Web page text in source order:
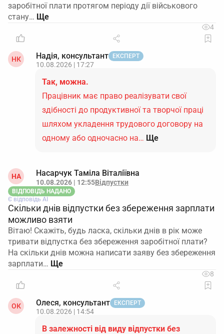
заробітної плати протягом періоду дії військового
стану…
4
НК Надія, консультант ЕКСПЕРТ
10.08.2026 | 17:27
Так, можна.
Працівник має право реалізувати свої
здібності до продуктивної та творчої праці
шляхом укладення трудового договору на
одному або одночасно на… Ще
НА Насарчук Таміла Віталіївна
10.08.2026 | 12:55Відпустки
ВІДПОВІДЬ НАДАНО
Є відповідь АІ
Скільки днів відпустки без збереження зарплати
можливо взяти
Вітаю! Скажіть, будь ласка, скільки днів в рік може
тривати відпустка без збереження заробітної плати?
На скільки днів можна написати заяву без збереження
зарплати…
8
ОК Олеся, консультант ЕКСПЕРТ
10.08.2026 | 14:54
В залежності від виду відпустки без